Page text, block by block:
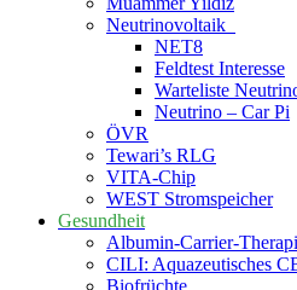
Neutrinovoltaik
NET8
Feldtest Interesse
Warteliste
Neutrino – Car Pi
ÖVR
Tewari’s RLG
VITA-Chip
WEST Stromspeicher
Gesundheit
Albumin-Carrier-
CILI: Aquazeutisches
Biofrüchte